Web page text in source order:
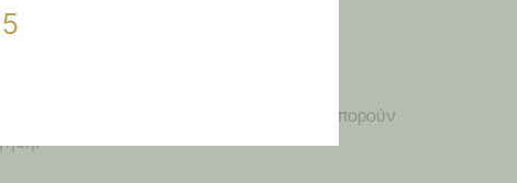
ακόμη.
που έχουν αγοράσει αυτό το προϊόν μπορούν